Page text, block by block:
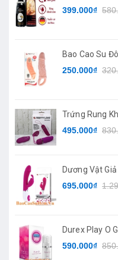
Spray
399.000₫
Bao Cao Su
PRETTYLOVE
250.000₫
Trứng Rung
Deirdre
495.000₫
Dương Vật
695.000₫
Durex Play O
590.000₫